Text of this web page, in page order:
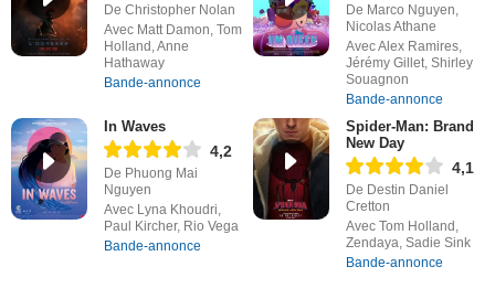
De Christopher Nolan
Avec Matt Damon, Tom
Holland, Anne
Hathaway
Bande-annonce
De Marco Nguyen,
Nicolas Athane
Avec Alex Ramires,
Jérémy Gillet, Shirley
Souagnon
Bande-annonce
In Waves
4,2
De Phuong Mai
Nguyen
Avec Lyna Khoudri,
Paul Kircher, Rio Vega
Bande-annonce
Spider-Man: Brand
New Day
4,1
De Destin Daniel
Cretton
Avec Tom Holland,
Zendaya, Sadie Sink
Bande-annonce